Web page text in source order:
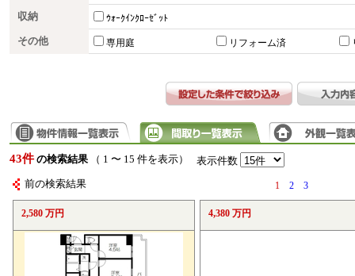
収納 ｳｫｰｸｲﾝｸﾛｰｾﾞｯﾄ
その他 専用庭 リフォーム済
43件 の検索結果 （ 1 〜 15 件を表示） 表示件数
前の検索結果 1 2 3
2,580 万円 4,380 万円